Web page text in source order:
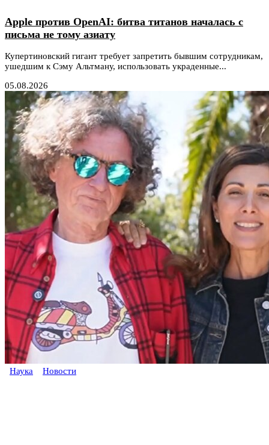
Apple против OpenAI: битва титанов началась с
письма не тому азиату
Купертиновский гигант требует запретить бывшим сотрудникам,
ушедшим к Сэму Альтману, использовать украденные...
05.08.2026
Наука Новости